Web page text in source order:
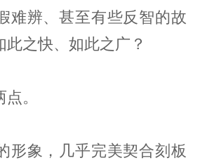
难辨、甚至有些反智的故
之快、如此之广？
。
形象，几乎完美契合刻板